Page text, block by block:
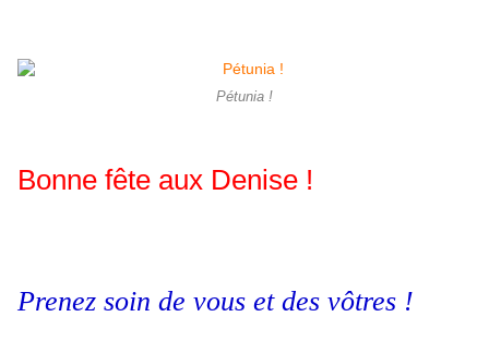
Pétunia !
Bonne fête aux Denise !
Prenez soin de vous et des vôtres !